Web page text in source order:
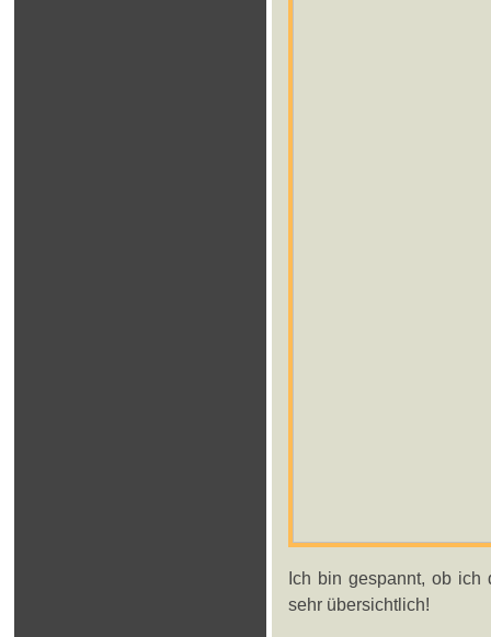
Ich bin gespannt, ob
sehr übersichtlich!